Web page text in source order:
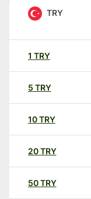
TRY
1 TRY
5 TRY
10TRY
20TRY
50TRY